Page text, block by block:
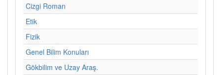
Cizgi Roman
Etik
Fizik
Genel Bilim Konuları
Gökbilim ve Uzay Araş.